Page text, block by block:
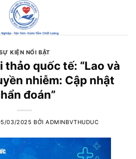
KIỆN NỔI BẬT
thảo quốc tế: “Lao và
nhiễm: Cập nhật
đoán”
03/2025 BỞIADMINBVTHUDUC